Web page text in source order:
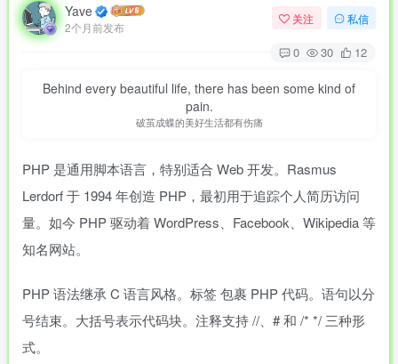
Yave
2个月前发布
关注 私信
0 30 12
Behind every beautiful life, there has been some kind of
pain.
破茧成蝶的美好生活都有伤痛
PHP 是通用脚本语言，特别适合 Web 开发。Rasmus
Lerdorf 于 1994 年创造 PHP，最初用于追踪个人简历访问
量。如今 PHP 驱动着 WordPress、Facebook、Wikipedia 等
知名网站。
PHP 语法继承 C 语言风格。标签包裹 PHP 代码。语句以分
号结束。大括号表示代码块。注释支持 //、# 和 /* */ 三种形
式。